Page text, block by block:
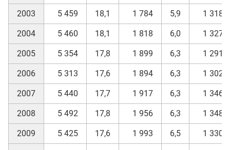
2003 5 459 18,1 1 784 5,9 1 318
2004 5 460 18,1 1 818 6,0 1 327
2005 5 354 17,8 1 899 6,3 1 291
2006 5 313 17,6 1 894 6,3 1 302
2007 5 440 17,7 1 917 6,3 1 346
2008 5 492 17,8 1 956 6,3 1 348
2009 5 425 17,6 1 993 6,5 1 330